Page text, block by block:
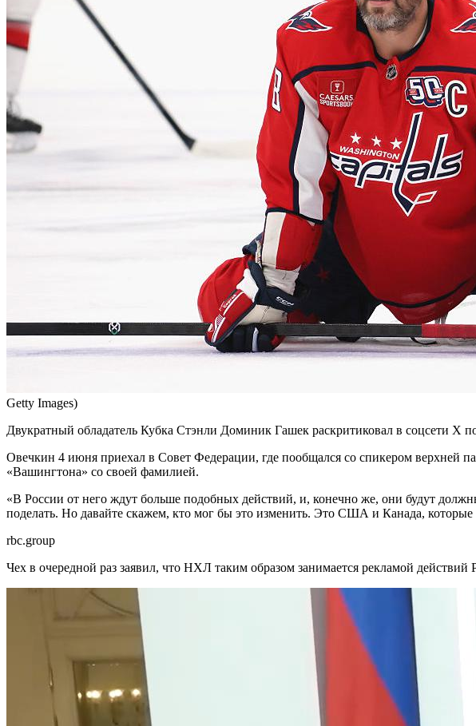
Getty Images)
Двукратный обладатель Кубка Стэнли Доминик Гашек раскритиковал в соцсети
Овечкин 4 июня приехал в Совет Федерации, где пообщался со спикером верхней
«Вашингтона» со своей фамилией.
«В России от него ждут больше подобных действий, и, конечно же, они будут
поделать. Но давайте скажем, кто мог бы это изменить. Это США и Канада,
rbc.group
Чех в очередной раз заявил, что НХЛ таким образом занимается рекламой